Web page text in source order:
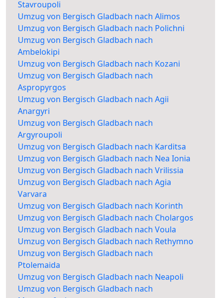
Stavroupoli
Umzug von Bergisch Gladbach nach Alimos
Umzug von Bergisch Gladbach nach Polichni
Umzug von Bergisch Gladbach nach
Ambelokipi
Umzug von Bergisch Gladbach nach Kozani
Umzug von Bergisch Gladbach nach
Aspropyrgos
Umzug von Bergisch Gladbach nach Agii
Anargyri
Umzug von Bergisch Gladbach nach
Argyroupoli
Umzug von Bergisch Gladbach nach Karditsa
Umzug von Bergisch Gladbach nach Nea Ionia
Umzug von Bergisch Gladbach nach Vrilissia
Umzug von Bergisch Gladbach nach Agia
Varvara
Umzug von Bergisch Gladbach nach Korinth
Umzug von Bergisch Gladbach nach Cholargos
Umzug von Bergisch Gladbach nach Voula
Umzug von Bergisch Gladbach nach Rethymno
Umzug von Bergisch Gladbach nach
Ptolemaida
Umzug von Bergisch Gladbach nach Neapoli
Umzug von Bergisch Gladbach nach